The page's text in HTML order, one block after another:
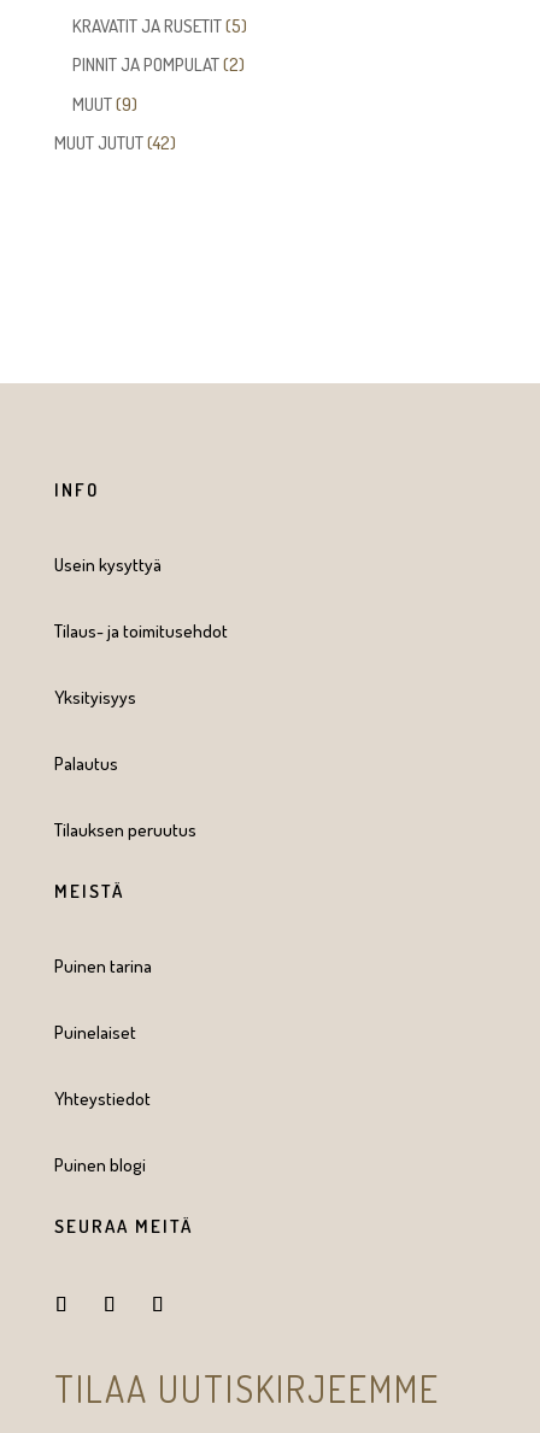
KRAVATIT JA RUSETIT 55
tuotetta
PINNIT JA POMPULAT 22
MUUT 99
tuotetta
MUUT JUTUT 4242
INFO
Usein kysyttyä
Tilaus- ja toimitusehdot
Yksityisyys
Palautus
Tilauksen peruutus
MEISTÄ
Puinen tarina
Puinelaiset
Yhteystiedot
Puinen blogi
SEURAA MEITÄ
TILAA UUTISKIRJEEMME